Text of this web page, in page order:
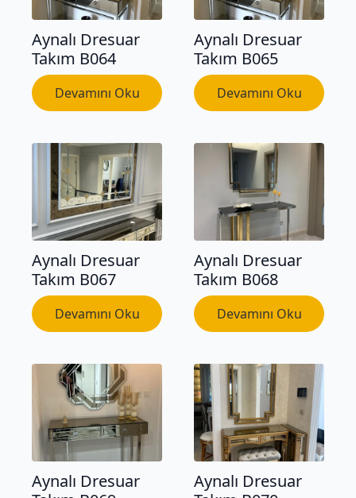
Aynalı Dresuar
Takım B064
Devamını Oku
Aynalı Dresuar
Takım B065
Devamını Oku
Aynalı Dresuar
Takım B067
Devamını Oku
Aynalı Dresuar
Takım B068
Devamını Oku
Aynalı Dresuar
Aynalı Dresuar